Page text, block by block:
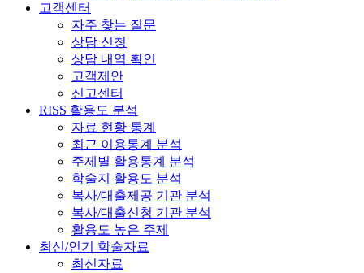
고객센터
자주 찾는 질문
상담 신청
상담 내역 확인
고객제안
신고센터
RISS 활용도 분석
자료 현황 통계
최근 이용통계 분석
주제별 활용통계 분석
학술지 활용도 분석
복사/대출제공 기관 분석
복사/대출신청 기관 분석
활용도 높은 주제
최신/인기 학술자료
최신자료